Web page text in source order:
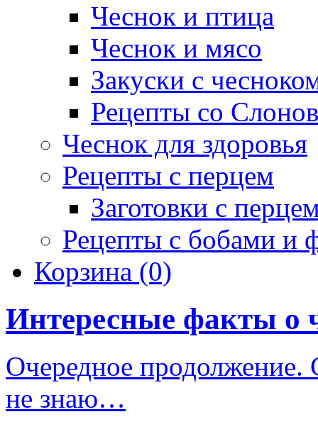
Чеснок и птица
Чеснок и мясо
Закуски с
Рецепты со
Чеснок для здоровья
Рецепты с перцем
Заготовки с
Рецепты с бобами и
Корзина (0)
Интересные факты о
Очередное продолжение.
не знаю…